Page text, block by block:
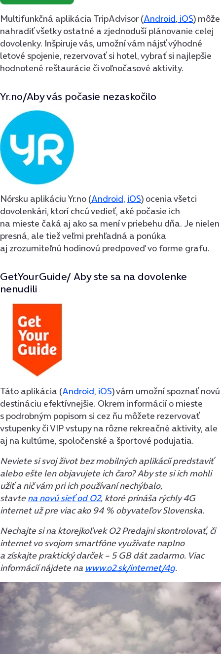
Multifunkčná aplikácia TripAdvisor (Android, iOS) môže
nahradiť všetky ostatné a zjednoduší plánovanie celej
dovolenky. Inšpiruje vás, umožní vám nájsť výhodné
letové spojenie, rezervovať si hotel, vybrať si najlepšie
hodnotené reštaurácie či voľnočasové aktivity.
Yr.no/Aby vás počasie nezaskočilo
Nórsku aplikáciu Yr.no (Android, iOS) ocenia všetci
dovolenkári, ktorí chcú vedieť, aké počasie ich
na mieste čaká aj ako sa mení v priebehu dňa. Je nielen
presná, ale tiež veľmi prehľadná a ponúka
aj zrozumiteľnú hodinovú predpoveď vo forme grafu.
GetYourGuide/ Aby ste sa na dovolenke
nenudili
Táto aplikácia (Android, iOS) vám umožní spoznať novú
destináciu efektívnejšie. Okrem informácií o mieste
s podrobným popisom si cez ňu môžete rezervovať
vstupenky či VIP vstupy na rôzne rekreačné aktivity, ale
aj na kultúrne, spoločenské a športové podujatia.
Neviete si svoj život bez mobilných aplikácií predstaviť
alebo ešte len objavujete ich čaro? Aby ste si ich mohli
užiť a nič vám pri ich používaní nechýbalo,
stavtena novú sieť od O2, ktoré prináša rýchly 4G
internet už pre viac ako 94 % obyvateľov Slovenska.
Nechajte si na ktorejkoľvek O2 Predajni skontrolovať, či
internet vo svojom smartfóne využívate naplno
a získajte praktický darček – 5 GB dát zadarmo. Viac
informácií nájdete na www.o2.sk/internet/4g.